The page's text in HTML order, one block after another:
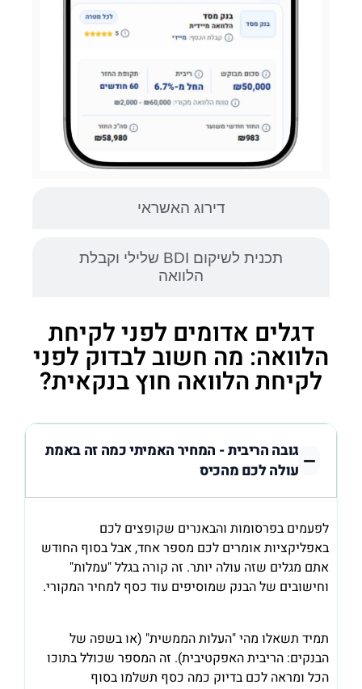
דירוג האשראי
תכנית לשיקום BDI שלילי וקבלת
הלוואה
דגלים אדומים לפני לקיחת
הלוואה: מה חשוב לבדוק לפני
לקיחת הלוואה חוץ בנקאית?
גובה הריבית - המחיר האמיתי כמה זה באמת
עולה לכם מהכיס
לפעמים בפרסומות והבאנרים שקופצים לכם
באפליקציות אומרים לכם מספר אחד, אבל בסוף החודש
אתם מגלים שזה עולה יותר. זה קורה בגלל "עמלות"
וחישובים של הבנק שמוסיפים עוד כסף למחיר המקורי.
תמיד תשאלו מהי "העלות הממשית" (או בשפה של
הבנקים: הריבית האפקטיבית). זה המספר שכולל בתוכו
הכל ומראה לכם בדיוק כמה כסף תשלמו בסוף